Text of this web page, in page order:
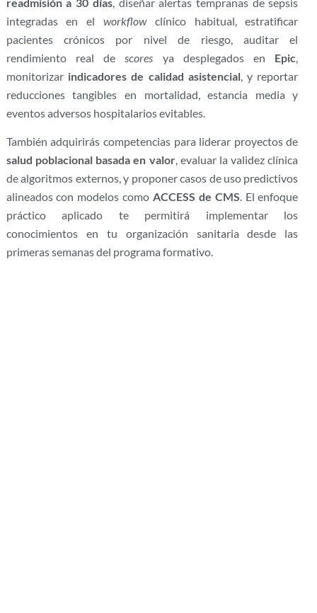
integradas en elworkflowclínico habitual, estratificar
pacientes crónicos por nivel de riesgo, auditar el
rendimiento real descores ya desplegados en Epic,
monitorizar indicadores de calidad asistencial, y reportar
reducciones tangibles en mortalidad, estancia media y
eventos adversos hospitalarios evitables.
También adquirirás competencias para liderar proyectos de
salud poblacional basada en valor, evaluar la validez clínica
de algoritmos externos, y proponer casos de uso predictivos
alineados con modelos comoACCESS de CMS. El enfoque
práctico aplicado te permitirá implementar los
conocimientos en tu organización sanitaria desde las
primeras semanas del programa formativo.